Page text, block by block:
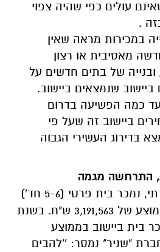
עולים כפי שהיה צפוי
.
במכירות מראה שאין
מאסיבית או רצון
ובנייה של בתים חדשים על
שנמצאים ביישוב.
כמה הפשיעה בדרום
ביישוב זה שעל פי
בדירוג העשירי הגבוה
התרחשה מגמה
ביישוב היוקרתי, נמכר בית פרטי (5-6 חד')
בשנת 2022 במחיר ממוצע של 3,191,563 ש"ח. בשנת
בית ביישוב בממוצע
ש"ח. מחברת "שניר" נמסר: ''להבים